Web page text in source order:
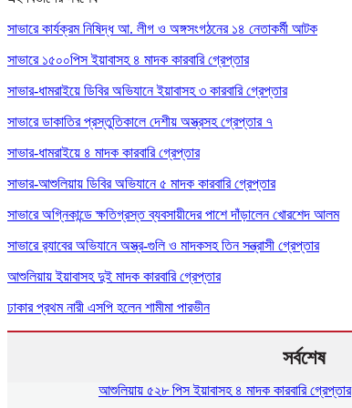
সাভারে কার্যক্রম নিষিদ্ধ আ. লীগ ও অঙ্গসংগঠনের ১৪ নেতাকর্মী আটক
সাভারে ১৫০০পিস ইয়াবাসহ ৪ মাদক কারবারি গ্রেপ্তার
সাভার-ধামরাইয়ে ডিবির অভিযানে ইয়াবাসহ ৩ কারবারি গ্রেপ্তার
সাভারে ডাকাতির প্রস্তুতিকালে দেশীয় অস্ত্রসহ গ্রেপ্তার ৭
সাভার-ধামরাইয়ে ৪ মাদক কারবারি গ্রেপ্তার
সাভার-আশুলিয়ায় ডিবির অভিযানে ৫ মাদক কারবারি গ্রেপ্তার
সাভারে অগ্নিকান্ডে ক্ষতিগ্রস্ত ব্যবসায়ীদের পাশে দাঁড়ালেন খোরশেদ আলম
সাভারে র‍্যাবের অভিযানে অস্ত্র-গুলি ও মাদকসহ তিন সন্ত্রাসী গ্রেপ্তার
আশুলিয়ায় ইয়াবাসহ দুই মাদক কারবারি গ্রেপ্তার
ঢাকার প্রথম নারী এসপি হলেন শামীমা পারভীন
সর্বশেষ
আশুলিয়ায় ৫২৮ পিস ইয়াবাসহ ৪ মাদক কারবারি গ্রেপ্তার